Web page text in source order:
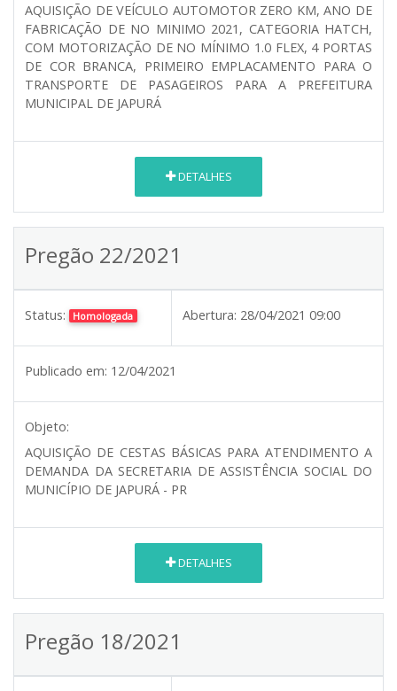
AQUISIÇÃO DE VEÍCULO AUTOMOTOR ZERO KM, ANO DE
FABRICAÇÃO DE NO MINIMO 2021, CATEGORIA HATCH,
COM MOTORIZAÇÃO DE NO MÍNIMO 1.0 FLEX, 4 PORTAS
DE COR BRANCA, PRIMEIRO EMPLACAMENTO PARA O
TRANSPORTE DE PASAGEIROS PARA A PREFEITURA
MUNICIPAL DE JAPURÁ
DETALHES
Pregão 22/2021
Status: Homologada Abertura: 28/04/2021 09:00
Publicado em: 12/04/2021
Objeto:
AQUISIÇÃO DE CESTAS BÁSICAS PARA ATENDIMENTO A
DEMANDA DA SECRETARIA DE ASSISTÊNCIA SOCIAL DO
MUNICÍPIO DE JAPURÁ - PR
DETALHES
Pregão 18/2021